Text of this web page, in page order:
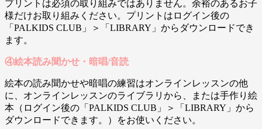
プリントは必須の取り組みではありません。余裕のあるお子
様だけお取り組みください。プリントはログイン後の
「PALKIDS CLUB」＞「LIBRARY」からダウンロードでき
ます。
④絵本読み聞かせ・暗唱/音読
絵本の読み聞かせや暗唱の練習はオンラインレッスンの他
に、オンラインレッスンのライブラリから、または手作り絵
本（ログイン後の「PALKIDS CLUB」＞「LIBRARY」から
ダウンロードできます。）をお使いください。